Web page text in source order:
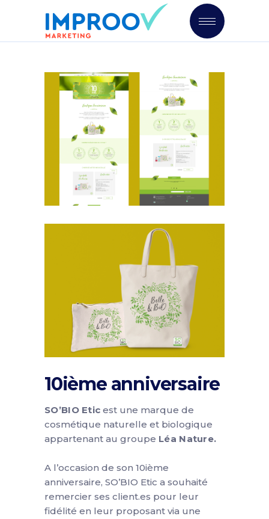
10ième anniversaire
SO’BIO Etic est une marque de
cosmétique naturelle et biologique
appartenant au groupe Léa Nature.
A l’occasion de son 10ième
anniversaire, SO’BIO Etic a souhaité
remercier ses client.es pour leur
fidélité en leur proposant via une